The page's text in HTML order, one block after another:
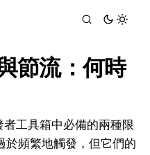
節流：何時
者工具箱中必備的兩種限
頻繁地觸發，但它們的